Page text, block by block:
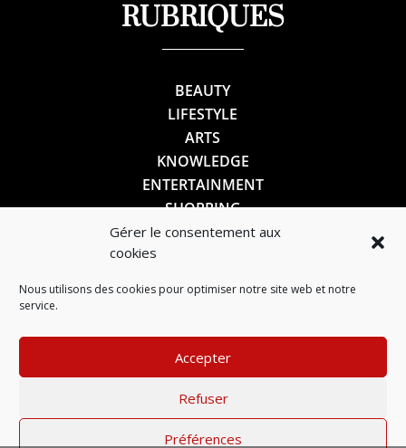
Gérer le consentement aux
cookies
Nous utilisons des cookies pour optimiser notre site web et notre
service.
Accepter
Refuser
Préférences
RUBRIQUES
BEAUTY
LIFESTYLE
ARTS
KNOWLEDGE
ENTERTAINMENT
SHOPPING
SUIVEZ-NOUS